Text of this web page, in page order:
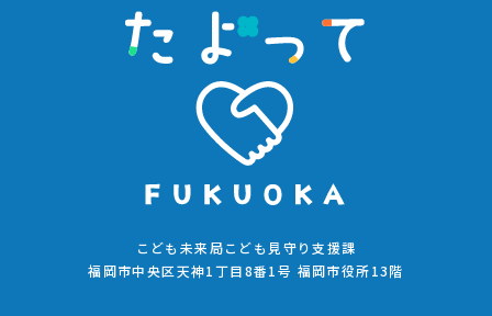
こども未来局こども見守り支援課
福岡市中央区天神1丁目8番1号 福岡市役所13階